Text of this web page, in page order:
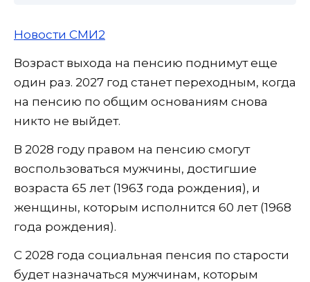
Новости СМИ2
Возраст выхода на пенсию поднимут еще
один раз. 2027 год станет переходным, когда
на пенсию по общим основаниям снова
никто не выйдет.
В 2028 году правом на пенсию смогут
воспользоваться мужчины, достигшие
возраста 65 лет (1963 года рождения), и
женщины, которым исполнится 60 лет (1968
года рождения).
С 2028 года социальная пенсия по старости
будет назначаться мужчинам, которым